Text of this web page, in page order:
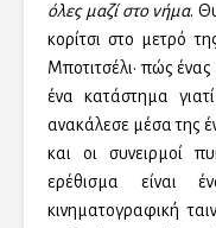
όλες μαζί στο νήμα.
κορίτσι στο μετρό
Μποτιτσέλι· πώς
ένα κατάστημα
ανακάλεσε μέσα της
και οι συνειρμοί
ερέθισμα είναι
κινηματογραφική